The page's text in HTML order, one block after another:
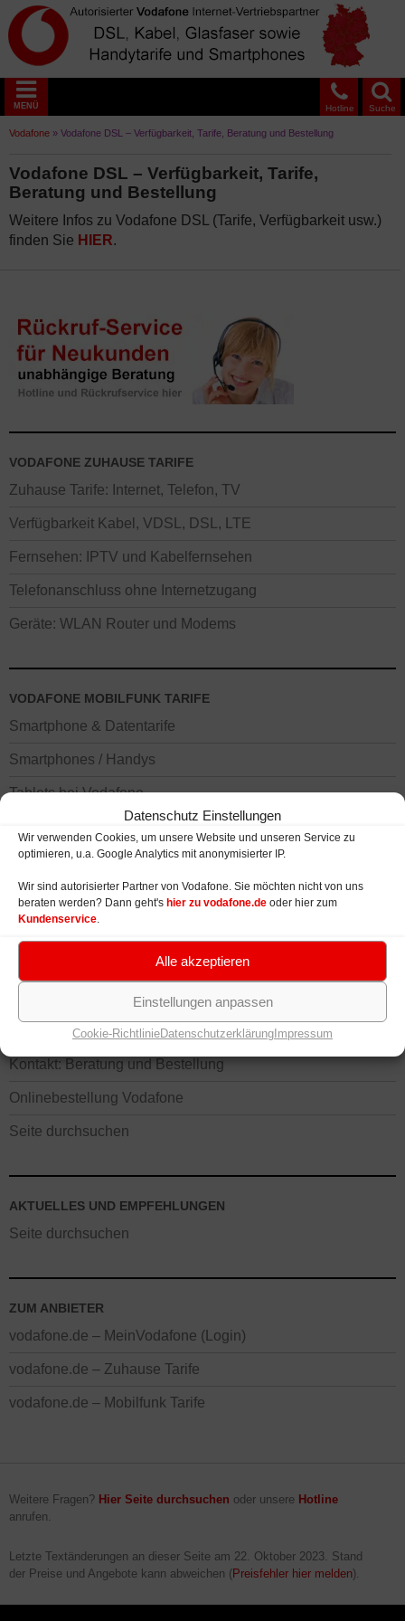
Datenschutz Einstellungen
Wir verwenden Cookies, um unsere Website und unseren Service zu
optimieren, u.a. Google Analytics mit anonymisierter IP.
Wir sind autorisierter Partner von Vodafone. Sie möchten nicht von uns
beraten werden? Dann geht's hier zu vodafone.de oder hier zum
Kundenservice.
Alle akzeptieren
Einstellungen anpassen
Cookie-RichtlinieDatenschutzerklärung Impressum
Suche
Hotline
MENÜ
Vodafone » Vodafone DSL – Verfügbarkeit, Tarife, Beratung und Bestellung
Vodafone DSL – Verfügbarkeit, Tarife,
Beratung und Bestellung
Weitere Infos zu Vodafone DSL (Tarife, Verfügbarkeit usw.)
finden Sie HIER.
VODAFONE ZUHAUSE TARIFE
Zuhause Tarife: Internet, Telefon, TV
Verfügbarkeit Kabel, VDSL, DSL, LTE
Fernsehen: IPTV und Kabelfernsehen
Telefonanschluss ohne Internetzugang
Geräte: WLAN Router und Modems
VODAFONE MOBILFUNK TARIFE
Smartphone & Datentarife
Smartphones / Handys
Tablets bei Vodafone
VODAFONE VERFÜGBARKEIT UND NETZ
Speedtest – Geschwindigkeit prüfen
KONTAKT, BERATUNG UND BESTELLUNG
Kontakt: Beratung und Bestellung
Onlinebestellung Vodafone
Seite durchsuchen
AKTUELLES UND EMPFEHLUNGEN
Seite durchsuchen
ZUM ANBIETER
vodafone.de – MeinVodafone (Login)
vodafone.de – Zuhause Tarife
vodafone.de – Mobilfunk Tarife
Weitere Fragen? Hier Seite durchsuchen oder unsere Hotline
anrufen.
Letzte Textänderungen an dieser Seite am 22. Oktober 2023. Stand
der Preise und Angebote kann abweichen (Preisfehler hier melden).